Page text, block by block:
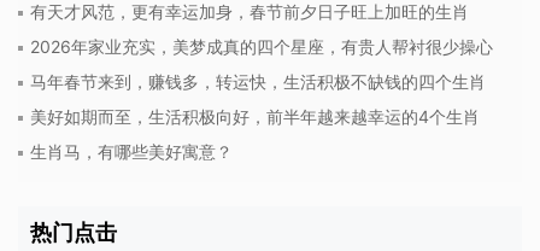
有天才风范，更有幸运加身，春节前夕日子旺上加旺的生肖
2026年家业充实，美梦成真的四个星座，有贵人帮衬很少操心
马年春节来到，赚钱多，转运快，生活积极不缺钱的四个生肖
美好如期而至，生活积极向好，前半年越来越幸运的4个生肖
生肖马，有哪些美好寓意？
热门点击